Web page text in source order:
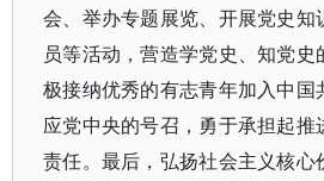
会、举办专题展览、开展党史知
员等活动，营造学党史、知党
极接纳优秀的有志青年加入中国
应党中央的号召，勇于承担起推
责任。最后，弘扬社会主义核心